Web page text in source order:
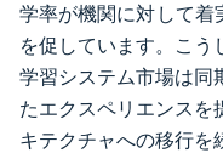
学率が機関に対して着
を促しています。こ
学習システム市場は同
たエクスペリエンスを
キテクチャへの移行を